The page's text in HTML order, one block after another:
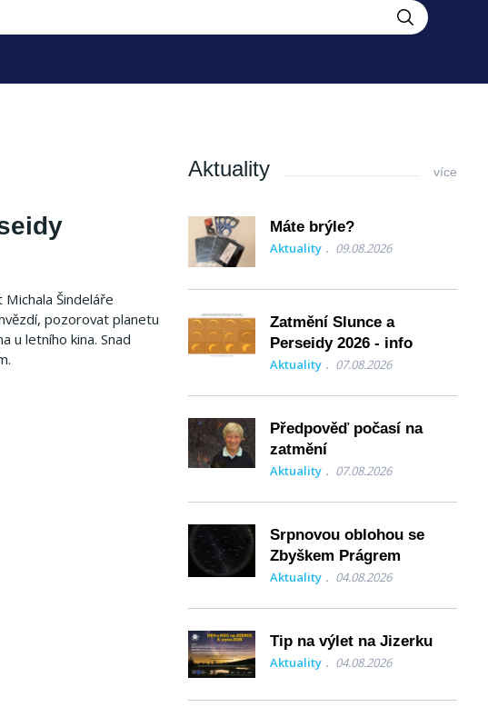
Šindeláře
pozorovat planetu
u letního kina. Snad
Aktuality více
Máte brýle?
Aktuality 09.08.2026
Zatmění Slunce a
Perseidy 2026 - info
Aktuality 07.08.2026
Předpověď počasí na
zatmění
Aktuality 07.08.2026
Srpnovou oblohou se
Zbyškem Prágrem
Aktuality 04.08.2026
Tip na výlet na Jizerku
Aktuality 04.08.2026